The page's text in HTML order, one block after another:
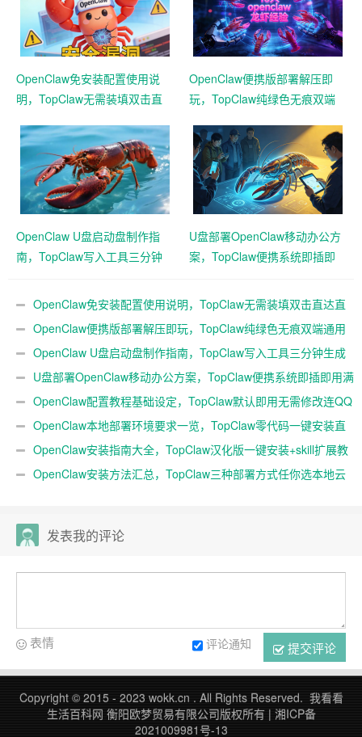
OpenClaw免安装配置使用说
明，TopClaw无需装填双击直
OpenClaw便携版部署解压即
玩，TopClaw纯绿色无痕双端
OpenClaw U盘启动盘制作指
南，TopClaw写入工具三分钟
U盘部署OpenClaw移动办公方
案，TopClaw便携系统即插即
OpenClaw免安装配置使用说明，TopClaw无需装填双击直达直
连飞书OpenClaw便携版部署解压即玩，TopClaw纯绿色无痕双端通用
免费满血
OpenClaw U盘启动盘制作指南，TopClaw写入工具三分钟生成
随身AIU盘部署OpenClaw移动办公方案，TopClaw便携系统即插即用满
血开箱OpenClaw配置教程基础设定，TopClaw默认即用无需修改连QQ
微信OpenClaw本地部署环境要求一览，TopClaw零代码一键安装直
连微信教程
OpenClaw安装指南大全，TopClaw汉化版一键安装+skill扩展教
程 OpenClaw安装方法汇总，TopClaw三种部署方式任你选本地云
发表我的评论
提交评论
评论通知
表情
Copyright © 2015 - 2023 wokk.cn . All Rights Reserved. 我看看
生活百科网 衡阳欧梦贸易有限公司版权所有 | 湘ICP备
2021009981号-13